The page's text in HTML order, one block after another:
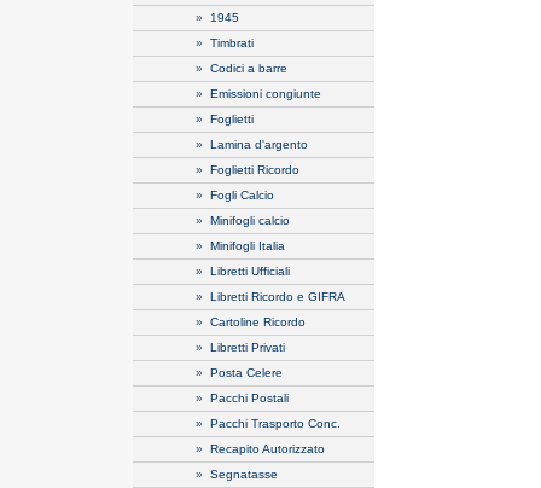
» 1945
» Timbrati
» Codici a barre
» Emissioni congiunte
» Foglietti
» Lamina d'argento
» Foglietti Ricordo
» Fogli Calcio
» Minifogli calcio
» Minifogli Italia
» Libretti Ufficiali
» Libretti Ricordo e GIFRA
» Cartoline Ricordo
» Libretti Privati
» Posta Celere
» Pacchi Postali
» Pacchi Trasporto Conc.
» Recapito Autorizzato
» Segnatasse